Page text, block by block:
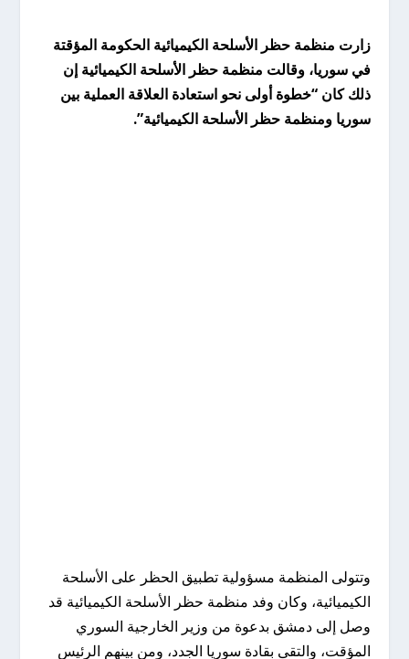
زارت منظمة حظر الأسلحة الكيميائية الحكومة المؤقتة
في سوريا، وقالت منظمة حظر الأسلحة الكيميائية إن
ذلك كان “خطوة أولى نحو استعادة العلاقة العملية بين
سوريا ومنظمة حظر الأسلحة الكيميائية”.
وتتولى المنظمة مسؤولية تطبيق الحظر على الأسلحة
الكيميائية، وكان وفد منظمة حظر الأسلحة الكيميائية قد
وصل إلى دمشق بدعوة من وزير الخارجية السوري
المؤقت، والتقى بقادة سوريا الجدد، ومن بينهم الرئيس